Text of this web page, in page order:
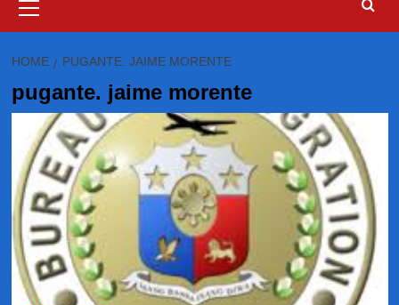
Menu
HOME PUGANTE. JAIME MORENTE
pugante. jaime morente